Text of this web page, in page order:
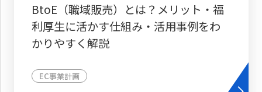
BtoE（職域販売）とは？メリット・福
利厚生に活かす仕組み・活用事例をわ
かりやすく解説
EC事業計画